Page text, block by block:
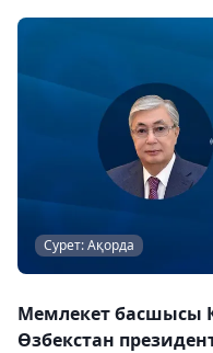
Сурет: Ақорда
Мемлекет басшысы
Өзбекстан